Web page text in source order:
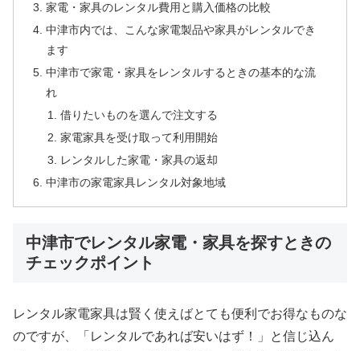
家電・家具のレンタル費用と購入価格の比較
中津市内では、こんな家電製品や家具がレンタルでき
ます
中津市で家電・家具をレンタルするときの基本的な流
れ
借りたいものを選んで注文する
家電家具を受け取って利用開始
レンタルした家電・家具の返却
中津市の家電家具レンタル対象地域
中津市でレンタル家電・家具を探すときの
チェックポイント
レンタル家電家具は賢く使えばとても便利でお得なものな
のですが、「レンタルであれば安いはず！」と信じ込ん